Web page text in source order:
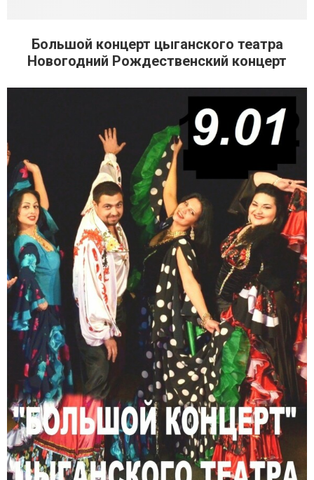
Большой концерт цыганского театра
Новогодний Рождественский концерт